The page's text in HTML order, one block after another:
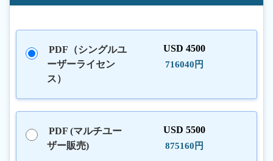
PDF（シングルユ
ーザーライセン
ス）
USD 4500
716040円
PDF (マルチユー
ザー販売)
USD 5500
875160円